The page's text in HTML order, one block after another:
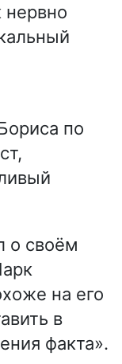
по
о своём
на его
в
факта».